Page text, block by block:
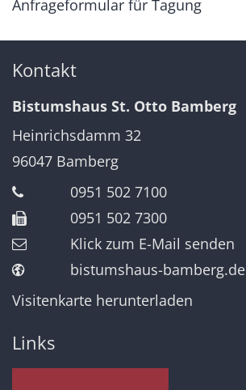
Anfrageformular für Tagung
Kontakt
Bistumshaus St. Otto Bamberg
Heinrichsdamm 32
96047 Bamberg
0951 502 7100
0951 502 7300
Klick zum E-Mail senden
bistumshaus-bamberg.de
Visitenkarte herunterladen
Links